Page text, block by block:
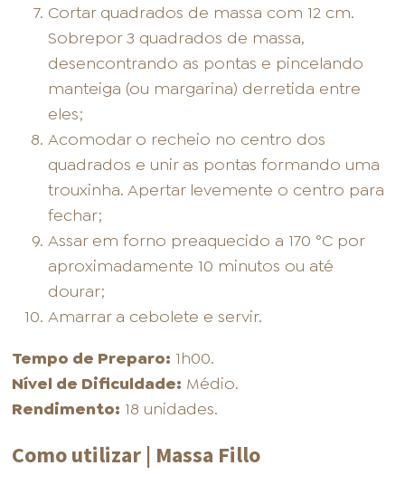
Cortar quadrados de massa com 12 cm.
Sobrepor 3 quadrados de massa,
desencontrando as pontas e pincelando
manteiga (ou margarina) derretida entre
eles;
Acomodar o recheio no centro dos
quadrados e unir as pontas formando uma
trouxinha. Apertar levemente o centro para
fechar;
Assar em forno preaquecido a 170 °C por
aproximadamente 10 minutos ou até
dourar;
Amarrar a cebolete e servir.
Tempo de Preparo: 1h00.
Nível de Dificuldade: Médio.
Rendimento: 18 unidades.
Como utilizar | Massa Fillo